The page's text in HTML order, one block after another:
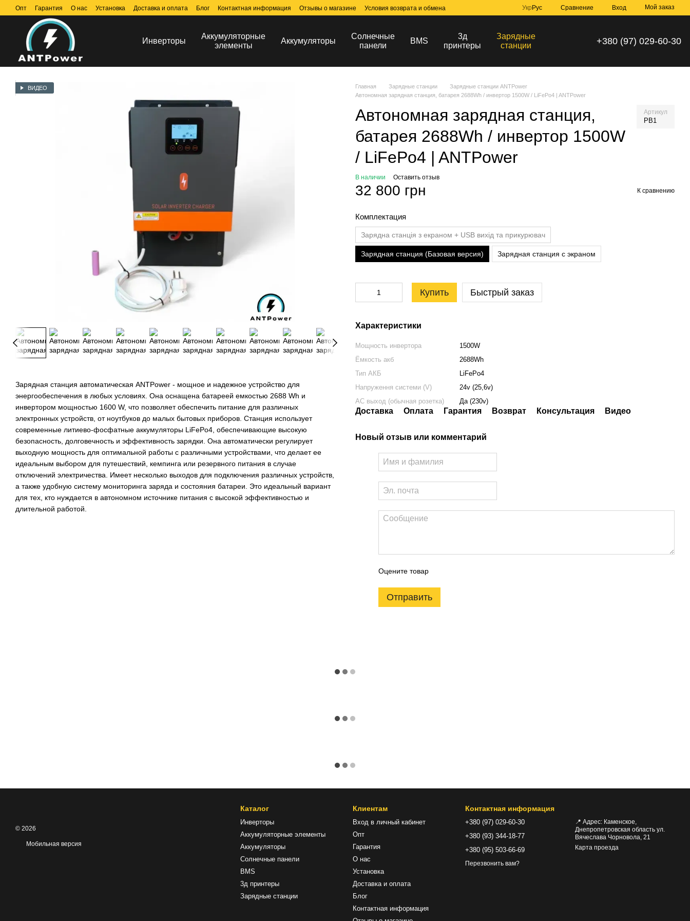
Перейти к основному контенту
Опт Гарантия О нас Установка Доставка и оплата Блог Контактная информация Отзывы о магазине Условия возврата и обмена Укр Рус Сравнение Вход Мой заказ
Инверторы
Аккумуляторные
элементы
Аккумуляторы
Солнечные
панели
BMS
3д
принтеры
Зарядные
станции
+380 (97) 029-60-30
ВИДЕО
Зарядная станция автоматическая ANTPower - мощное и надежное устройство для
энергообеспечения в любых условиях. Она оснащена батареей емкостью 2688 Wh и
инвертором мощностью 1600 W, что позволяет обеспечить питание для различных
электронных устройств, от ноутбуков до малых бытовых приборов. Станция использует
современные литиево-фосфатные аккумуляторы LiFePo4, обеспечивающие высокую
безопасность, долговечность и эффективность зарядки. Она автоматически регулирует
выходную мощность для оптимальной работы с различными устройствами, что делает ее
идеальным выбором для путешествий, кемпинга или резервного питания в случае
отключений электричества. Имеет несколько выходов для подключения различных устройств,
а также удобную систему мониторинга заряда и состояния батареи. Это идеальный вариант
для тех, кто нуждается в автономном источнике питания с высокой эффективностью и
длительной работой.
Главная Зарядные станции
Зарядные станции ANTPower
Автономная зарядная станция, батарея 2688Wh / инвертор 1500W / LiFePo4 | ANTPower
Автономная зарядная станция,
батарея 2688Wh / инвертор 1500W
/ LiFePo4 | ANTPower
Артикул
PB1
В наличии Оставить отзыв
32 800 грн К сравнению
Комплектация
Зарядна станція з екраном + USB вихід та прикурювач
Зарядная станция (Базовая версия) Зарядная станция с экраном
Купить Быстрый заказ
Характеристики
Мощность инвертора
1500W
Ёмкость акб
2688Wh
Тип АКБ
LiFePo4
Напруження системи (V)
24v (25,6v)
AC выход (обычная розетка)
Да (230v)
Доставка Оплата Гарантия Возврат Консультация Видео
Новый отзыв или комментарий
Оцените товар
Отправить
© 2026
Мобильная версия
Каталог
Инверторы
Аккумуляторные элементы
Аккумуляторы
Солнечные панели
BMS
3д принтеры
Зарядные станции
Клиентам
Вход в личный кабинет
Опт
Гарантия
О нас
Установка
Доставка и оплата
Блог
Контактная информация
Контактная информация
+380 (97) 029-60-30
+380 (93) 344-18-77
+380 (95) 503-66-69
Перезвонить вам?
📍 Адрес: Каменское,
Днепропетровская область ул.
Вячеслава Чорновола, 21
Карта проезда